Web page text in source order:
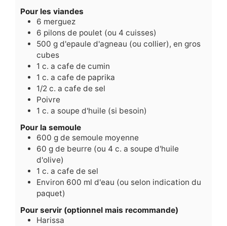
Pour les viandes
6 merguez
6 pilons de poulet (ou 4 cuisses)
500 g d'epaule d'agneau (ou collier), en gros
cubes
1 c. a cafe de cumin
1 c. a cafe de paprika
1/2 c. a cafe de sel
Poivre
1 c. a soupe d'huile (si besoin)
Pour la semoule
600 g de semoule moyenne
60 g de beurre (ou 4 c. a soupe d'huile
d'olive)
1 c. a cafe de sel
Environ 600 ml d'eau (ou selon indication du
paquet)
Pour servir (optionnel mais recommande)
Harissa